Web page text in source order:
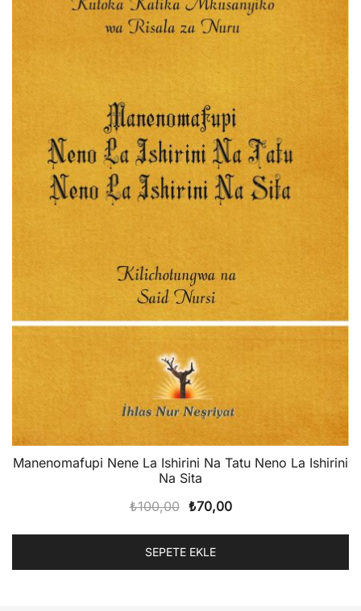
Manenomafupi Nene La Ishirini Na Tatu Neno La Ishirini
Na Sita
₺100,00 Orijinal
₺100,00.
₺70,00Şu
₺70,00.
SEPETE EKLE